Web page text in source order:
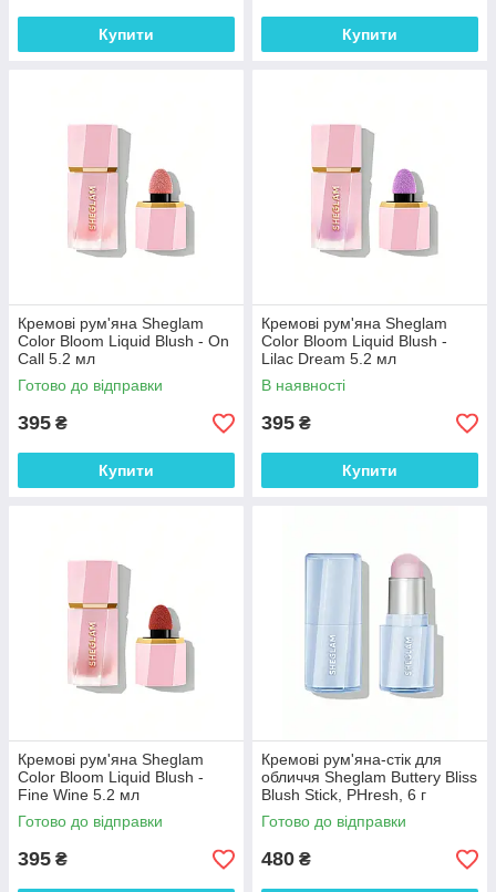
Купити Купити
Кремові рум'яна Sheglam
Color Bloom Liquid Blush - On
Call 5.2 мл
Готово до відправки
395 ₴
Купити
Кремові рум'яна Sheglam
Color Bloom Liquid Blush -
Lilac Dream 5.2 мл
В наявності
395 ₴
Купити
Кремові рум'яна Sheglam
Color Bloom Liquid Blush -
Fine Wine 5.2 мл
Готово до відправки
395 ₴
Кремові рум'яна-стік для
обличчя Sheglam Buttery Bliss
Blush Stick, PHresh, 6 г
Готово до відправки
480 ₴